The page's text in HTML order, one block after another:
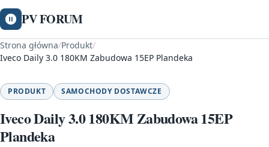
PV FORUM
Strona główna/Produkt/
Iveco Daily 3.0 180KM Zabudowa 15EP Plandeka
PRODUKT SAMOCHODY DOSTAWCZE
Iveco Daily 3.0 180KM Zabudowa 15EP
Plandeka